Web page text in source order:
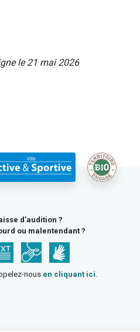
le 21 mai 2026
d’audition ?
ou malentendant ?
nous en cliquant ici.